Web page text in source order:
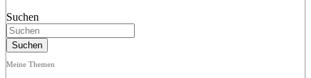
Suchen
Meine Themen